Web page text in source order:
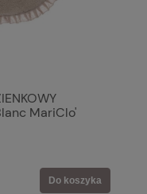
MariClo'
Do koszyka